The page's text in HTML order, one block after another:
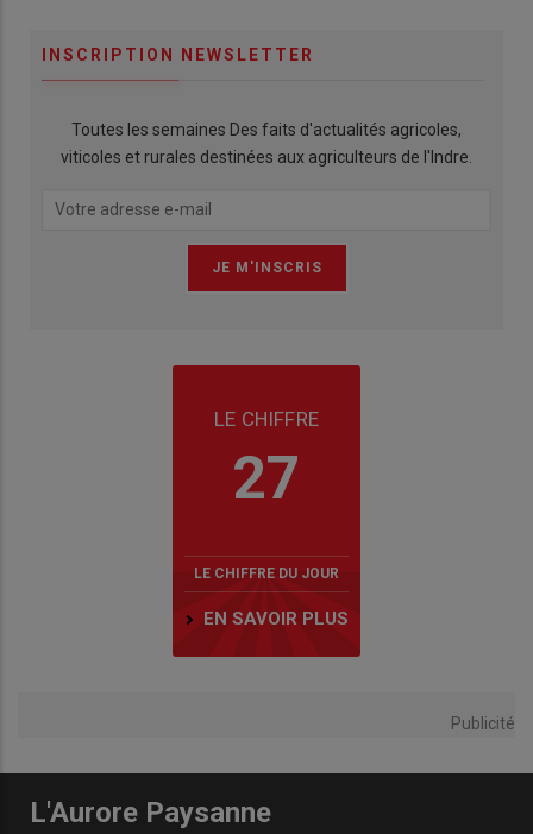
INSCRIPTION NEWSLETTER
Toutes les semaines Des faits d'actualités agricoles,
viticoles et rurales destinées aux agriculteurs de l'Indre.
LE CHIFFRE
27
LE CHIFFRE DU JOUR
EN SAVOIR PLUS
Publicité
L'Aurore Paysanne